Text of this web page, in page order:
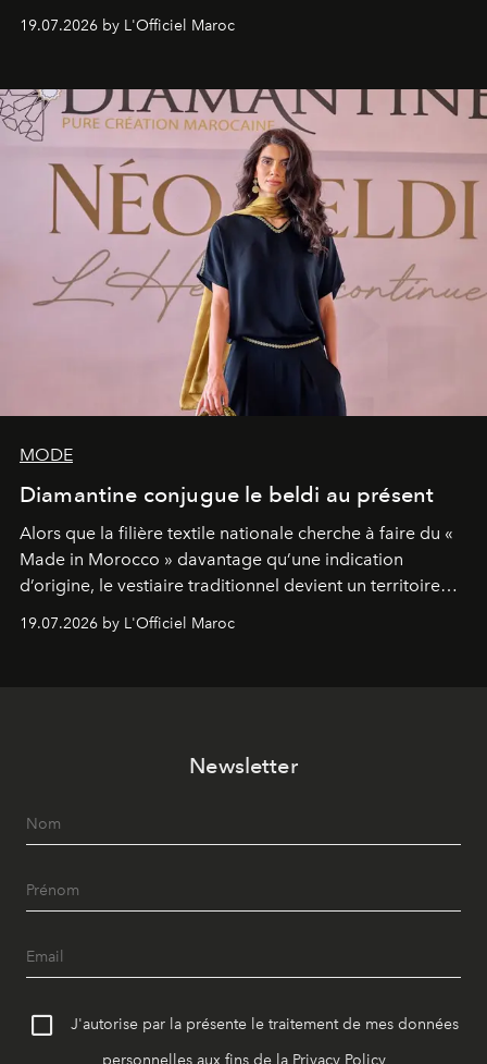
programmation pensée comme une succession de
rendez-vous avec l’océan.
19.07.2026 by L'Officiel Maroc
MODE
Diamantine conjugue le beldi au présent
Alors que la filière textile nationale cherche à faire du «
Made in Morocco » davantage qu’une indication
d’origine, le vestiaire traditionnel devient un territoire
d’expérimentation. Avec Néo Beldi, Diamantine en
révise les proportions et les usages pour l’inscrire dans
19.07.2026 by L'Officiel Maroc
Newsletter
J'autorise par la présente le traitement de mes données